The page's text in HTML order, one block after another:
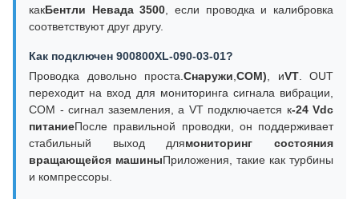
какБентли Невада 3500 , если проводка и калибровка
соответствуют друг другу.
Как подключен 900800XL-090-03-01?
Проводка довольно проста. Снаружи COM) , иVT. OUT
переходит на вход для мониторинга сигнала вибрации,
COM - сигнал заземления, а VT подключается к-24 Vdc
питаниеПосле правильной проводки, он поддерживает
стабильный выход длямониторинг состояния
вращающейся машиныПриложения, такие как турбины
и компрессоры.